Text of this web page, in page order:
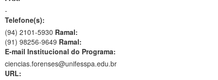
-
Telefone(s):
(94) 2101-5930 Ramal:
(91) 98256-9649 Ramal:
E-mail Institucional do Programa:
ciencias.forenses@unifesspa.edu.br
URL: